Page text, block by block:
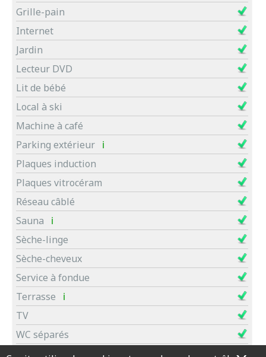
Grille-pain
Internet
Jardin
Lecteur DVD
Lit de bébé
Local à ski
Machine à café
Parking extérieur ℹ
Plaques induction
Plaques vitrocéram
Réseau câblé
Sauna
ℹ
Sèche-linge
Sèche-cheveux
Service à fondue
Terrasse
ℹ
TV
WC séparés
Wifi